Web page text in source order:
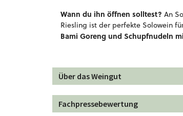
Wann du ihn öffnen solltest? An
Riesling ist der perfekte Solowein
Bami Goreng und Schupfnudeln
Über das Weingut
Fachpressebewertung